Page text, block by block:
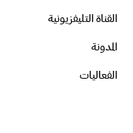
القناة التليفزيونية
المدونة
الفعاليات